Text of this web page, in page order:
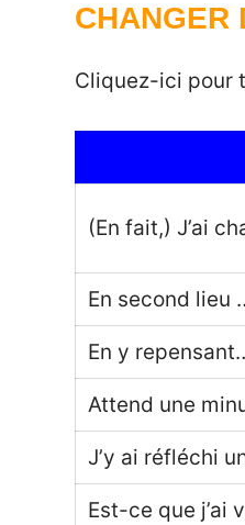
CHANGER
Cliquez-ici pour
(En fait,) J’ai
En second lieu
En y
Attend une
J’y ai réfléchi
Est-ce que j’ai